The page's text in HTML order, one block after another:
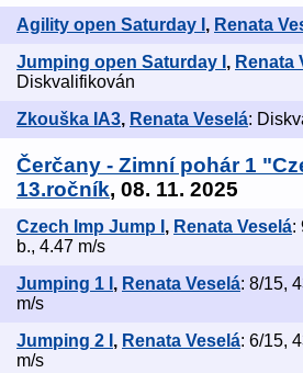
Agility open Saturday I , Renata
Jumping open Saturday I , Renata
Diskvalifikován
Zkouška IA3, Renata Veselá:
Čerčany - Zimní pohár 1
13.ročník, 08. 11. 2025
Czech Imp Jump I , Renata Veselá:
b., 4.47 m/s
Jumping 1 I , Renata Veselá: 8/15,
m/s
Jumping 2 I , Renata Veselá: 6/15,
m/s